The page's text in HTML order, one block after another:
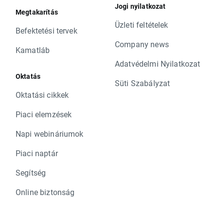
Megtakarítás
Befektetési tervek
Kamatláb
Oktatás
Oktatási cikkek
Piaci elemzések
Napi webináriumok
Piaci naptár
Segítség
Online biztonság
Jogi nyilatkozat
Üzleti feltételek
Company news
Adatvédelmi Nyilatkozat
Süti Szabályzat